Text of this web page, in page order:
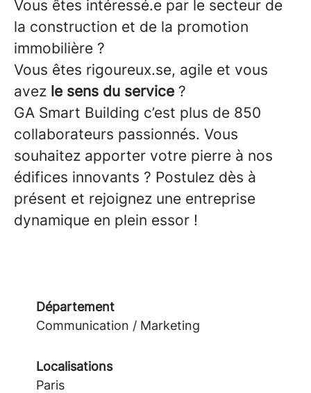
Vous êtes intéressé.e par le secteur de
la construction et de la promotion
immobilière ?
Vous êtes rigoureux.se, agile et vous
avez le sens du service ?
GA Smart Building c’est plus de 850
collaborateurs passionnés. Vous
souhaitez apporter votre pierre à nos
édifices innovants ? Postulez dès à
présent et rejoignez une entreprise
dynamique en plein essor !
Département
Communication / Marketing
Localisations
Paris